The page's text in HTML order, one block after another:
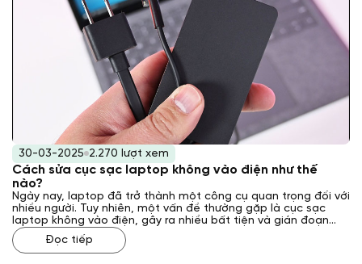
30-03-2025 2.270 lượt xem
Cách sửa cục sạc laptop không vào điện như thế
nào?
Ngày nay, laptop đã trở thành một công cụ quan trọng đối với
nhiều người. Tuy nhiên, một vấn đề thường gặp là cục sạc
laptop không vào điện, gây ra nhiều bất tiện và gián đoạn
công việc. Vậy, cách sửa cục sạc laptop không vào điện như
thế nào? Laptop Khánh Trần sẽ giải đáp cho bạn qua bài viết
sau đây.
Đọc tiếp